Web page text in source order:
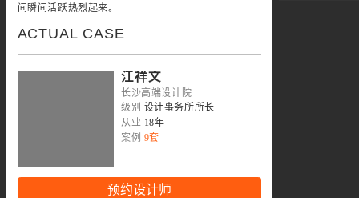
间瞬间活跃热烈起来。
ACTUAL CASE
江祥文
长沙高端设计院
级别 设计事务所所长
从业 18年
案例 9套
预约设计师